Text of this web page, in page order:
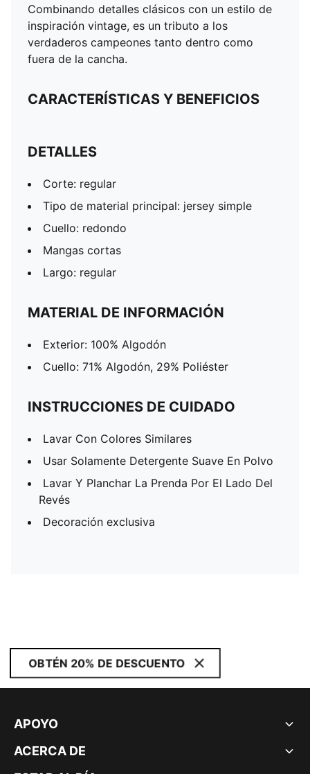
Combinando detalles clásicos con un estilo de
inspiración vintage, es un tributo a los
verdaderos campeones tanto dentro como
fuera de la cancha.
CARACTERÍSTICAS Y BENEFICIOS
DETALLES
Corte: regular
Tipo de material principal: jersey simple
Cuello: redondo
Mangas cortas
Largo: regular
MATERIAL DE INFORMACIÓN
Exterior: 100% Algodón
Cuello: 71% Algodón, 29% Poliéster
INSTRUCCIONES DE CUIDADO
Lavar Con Colores Similares
Usar Solamente Detergente Suave En Polvo
Lavar Y Planchar La Prenda Por El Lado Del
Revés
Decoración exclusiva
OBTÉN 20% DE DESCUENTO
APOYO
ACERCA DE